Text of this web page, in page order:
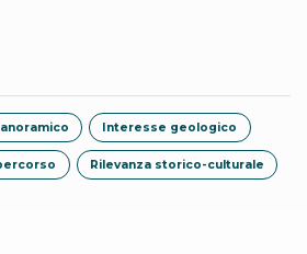
Interesse geologico
Rilevanza storico-culturale